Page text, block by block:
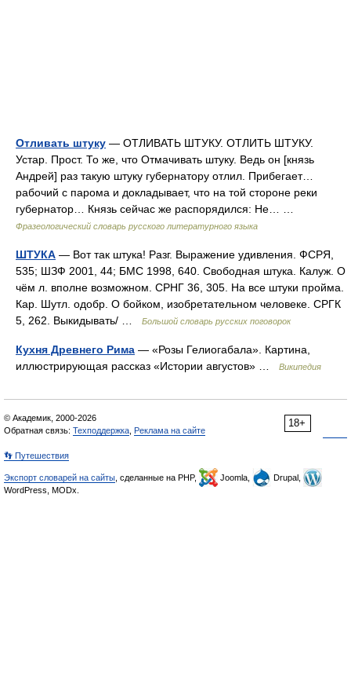
Отливать штуку — ОТЛИВАТЬ ШТУКУ. ОТЛИТЬ ШТУКУ.
Устар. Прост. То же, что Отмачивать штуку. Ведь он [князь
Андрей] раз такую штуку губернатору отлил. Прибегает…
рабочий с парома и докладывает, что на той стороне реки
губернатор… Князь сейчас же распорядился: Не… …
Фразеологический словарь русского литературного языка
ШТУКА — Вот так штука! Разг. Выражение удивления. ФСРЯ,
535; ШЗФ 2001, 44; БМС 1998, 640. Свободная штука. Калуж. О
чём л. вполне возможном. СРНГ 36, 305. На все штуки пройма.
Кар. Шутл. одобр. О бойком, изобретательном человеке. СРГК
5, 262. Выкидывать/ …
Большой словарь русских поговорок
Кухня Древнего Рима — «Розы Гелиогабала». Картина,
иллюстрирующая рассказ «Истории августов» …
Википедия
18+
© Академик, 2000-2026
Обратная связь: Техподдержка Реклама на сайте
👣 Путешествия
Экспорт словарей на сайты , сделанные на PHP, Joomla,
Drupal,
WordPress, MODx.